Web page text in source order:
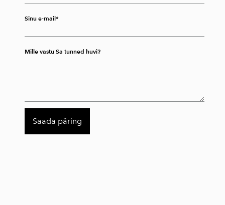
Sinu e-mail
Mille vastu Sa tunned huvi?